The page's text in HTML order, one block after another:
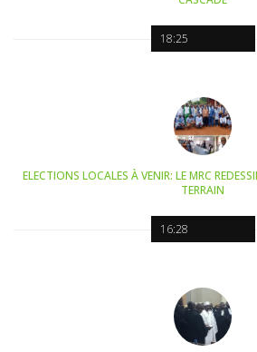
18:25
16:28
ELECTIONS LOCALES À VENIR: LE MRC
TERRAIN